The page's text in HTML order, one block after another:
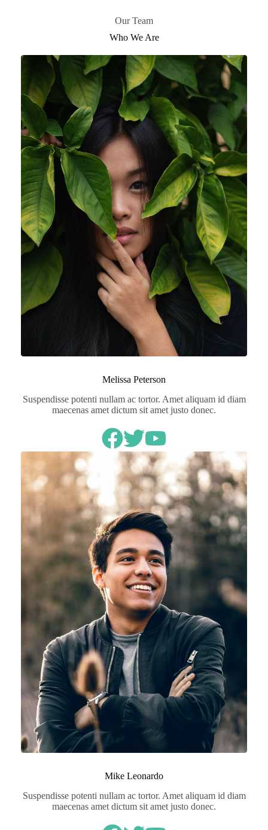
Our Team
Who We Are
Melissa Peterson
Suspendisse potenti nullam ac tortor. Amet aliquam id diam
maecenas amet dictum sit amet justo donec.
Mike Leonardo
Suspendisse potenti nullam ac tortor. Amet aliquam id diam
maecenas amet dictum sit amet justo donec.